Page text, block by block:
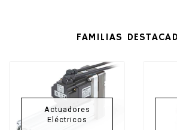
FAMILIAS
Actuadores
Eléctricos